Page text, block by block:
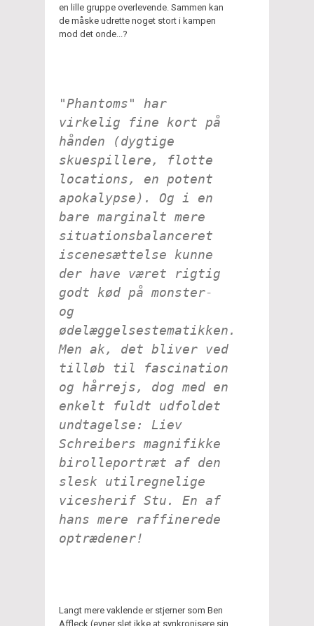
en lille gruppe overlevende. Sammen kan
de måske udrette noget stort i kampen
mod det onde...?
"Phantoms" har
virkelig fine kort på
hånden (dygtige
skuespillere, flotte
locations, en potent
apokalypse). Og i en
bare marginalt mere
situationsbalanceret
iscenesættelse kunne
der have været rigtig
godt kød på monster-
og
ødelæggelsestematikken.
Men ak, det bliver ved
tilløb til fascination
og hårrejs, dog med en
enkelt fuldt udfoldet
undtagelse: Liev
Schreibers magnifikke
birolleportræt af den
slesk utilregnelige
vicesherif Stu. En af
hans mere raffinerede
optrædener!
Langt mere vaklende er stjerner som Ben
Affleck (evner slet ikke at synkronisere sin